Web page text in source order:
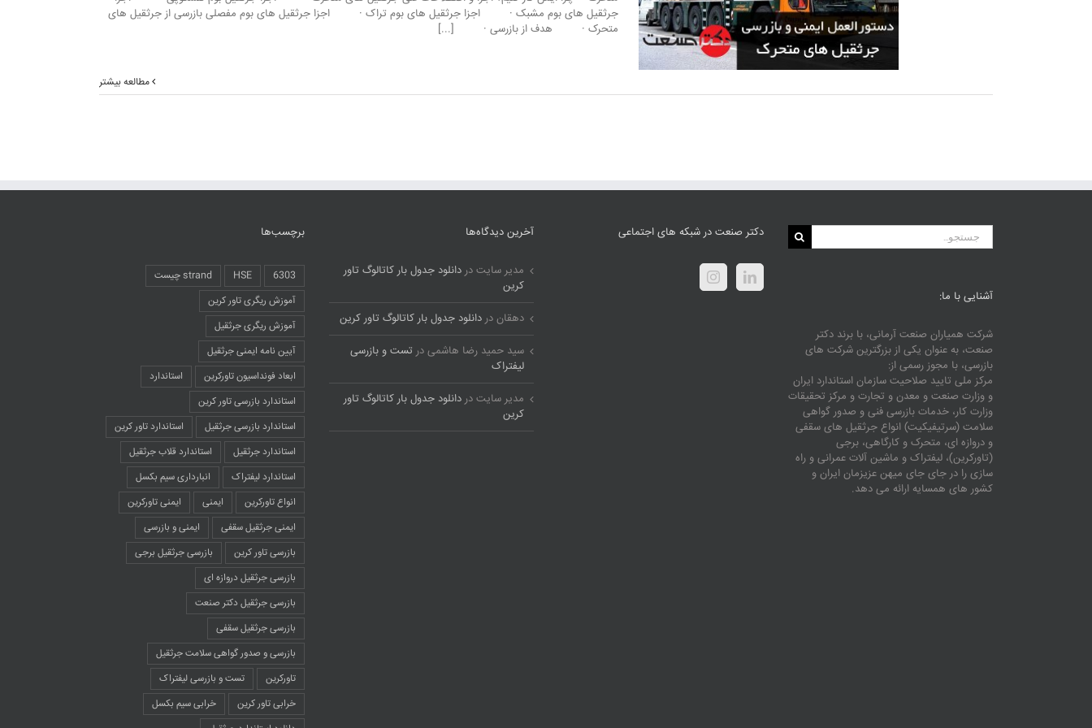
جرثقیل متحرک و کارگاهی مقالات برتر آموزشی
جرثقیل های بوم مشبک · اجزا جرثقیل های بوم تراک · اجزا جرثقیل های بوم مفصلی بازرسی از جرثقیل های
متحرک · هدف از بازرسی · [...]
مطالعه بیشتر
جستجو
برای:
آشنایی با ما:
شرکت همیاران صنعت آرمانی، با برند دکتر
صنعت، به عنوان یکی از بزرگترین شرکت های
بازرسی، با مجوز رسمی از:
مرکز ملی تایید صلاحیت سازمان استاندارد ایران
و وزارت صنعت و معدن و تجارت و مرکز تحقیقات
وزارت کار، خدمات بازرسی فنی و صدور گواهی
سلامت (سرتیفیکیت) انواع جرثقیل های سقفی
و دروازه ای، متحرک و کارگاهی، برجی
(تاورکرین)، لیفتراک و ماشین آلات عمرانی و راه
سازی را در جای جای میهن عزیزمان ایران و
کشور های همسایه ارائه می دهد.
دکتر صنعت در شبکه های اجتماعی آخرین دیدگاه‌ها
مدیر سایت در دانلود جدول بار کاتالوگ تاور
کرین
دهقان در دانلود جدول بار کاتالوگ تاور کرین
سید حمید رضا هاشمی در تست و بازرسی
لیفتراک
مدیر سایت در دانلود جدول بار کاتالوگ تاور
کرین
برچسب‌ها
6303
HSE
strand چیست
آموزش ریگری تاور کرین
آموزش ریگری جرثقیل
آیین نامه ایمنی جرثقیل
ابعاد فونداسیون تاورکرین
استاندارد
استاندارد بازرسی تاور کرین
استاندارد بازرسی جرثقیل
استاندارد تاور کرین
استاندارد جرثقیل
استاندارد قلاب جرثقیل
استاندارد لیفتراک
انبارداری سیم بکسل
انواع تاورکرین
ایمنی
ایمنی تاورکرین
ایمنی جرثقیل سقفی
ایمنی و بازرسی
بازرسی تاور کرین
بازرسی جرثقیل برجی
بازرسی جرثقیل دروازه ای
بازرسی جرثقیل دکتر صنعت
بازرسی جرثقیل سقفی
بازرسی و صدور گواهی سلامت جرثقیل
تاورکرین
تست و بازرسی لیفتراک
خرابی تاور کرین
خرابی سیم بکسل